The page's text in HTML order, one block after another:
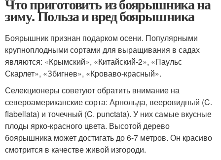
Что приготовить из боярышника на
зиму. Польза и вред боярышника
Боярышник признан подарком осени. Популярными
крупноплодными сортами для выращивания в садах
являются: «Крымский», «Китайский-2», «Паульс
Скарлет», «Збигнев», «Кроваво-красный».
Селекционеры советуют обратить внимание на
североамериканские сорта: Арнольда, вееровидный (C.
flabellata) и точечный (C. punctata). У них самые вкусные
плоды ярко-красного цвета. Высотой дерево
боярышника может достигать до 6-7 метров. Он красиво
смотрится в качестве живой изгороди.